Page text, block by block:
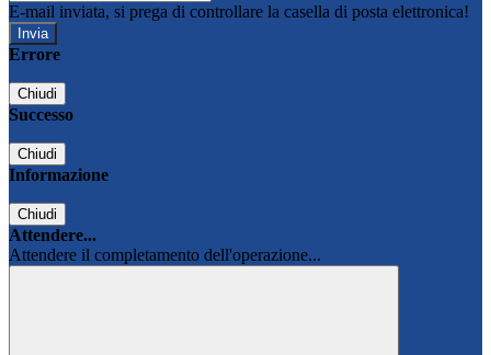
E-mail inviata, si prega di controllare la casella di posta elettronica!
Errore
Chiudi
Successo
Chiudi
Informazione
Chiudi
Attendere...
Attendere il completamento dell'operazione...